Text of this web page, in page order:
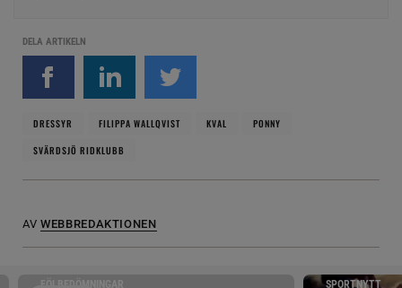
DELA ARTIKELN
DRESSYR FILIPPA WALLQVIST KVAL
PONNY
SVÄRDSJÖ RIDKLUBB
AV WEBBREDAKTIONEN
FÖLBEDÖMNINGAR SPORTNYTT